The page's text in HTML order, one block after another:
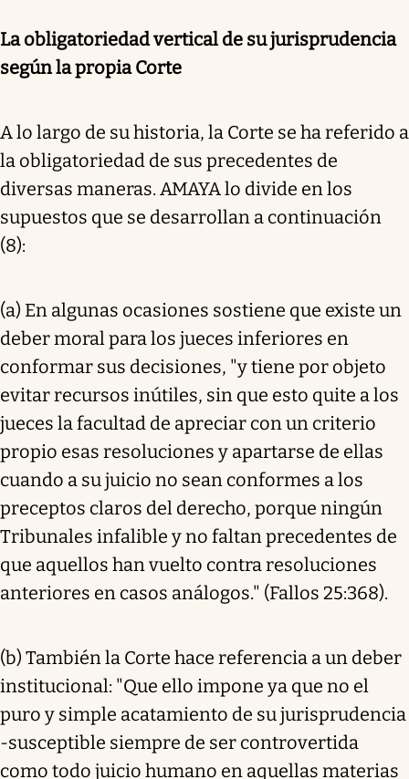
La obligatoriedad vertical de su jurisprudencia
según la propia Corte
A lo largo de su historia, la Corte se ha referido a
la obligatoriedad de sus precedentes de
diversas maneras. AMAYA lo divide en los
supuestos que se desarrollan a continuación
(8):
(a) En algunas ocasiones sostiene que existe un
deber moral para los jueces inferiores en
conformar sus decisiones, "y tiene por objeto
evitar recursos inútiles, sin que esto quite a los
jueces la facultad de apreciar con un criterio
propio esas resoluciones y apartarse de ellas
cuando a su juicio no sean conformes a los
preceptos claros del derecho, porque ningún
Tribunales infalible y no faltan precedentes de
que aquellos han vuelto contra resoluciones
anteriores en casos análogos." (Fallos 25:368).
(b) También la Corte hace referencia a un deber
institucional: "Que ello impone ya que no el
puro y simple acatamiento de su jurisprudencia
-susceptible siempre de ser controvertida
como todo juicio humano en aquellas materias